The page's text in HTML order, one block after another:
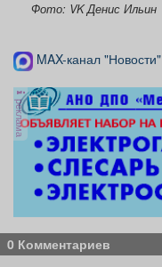
Фото: VK Денис Ильин
MAX-канал "Новости"
реклама
0 Комментариев